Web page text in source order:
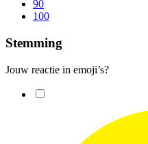
90
100
Stemming
Jouw reactie in emoji’s?